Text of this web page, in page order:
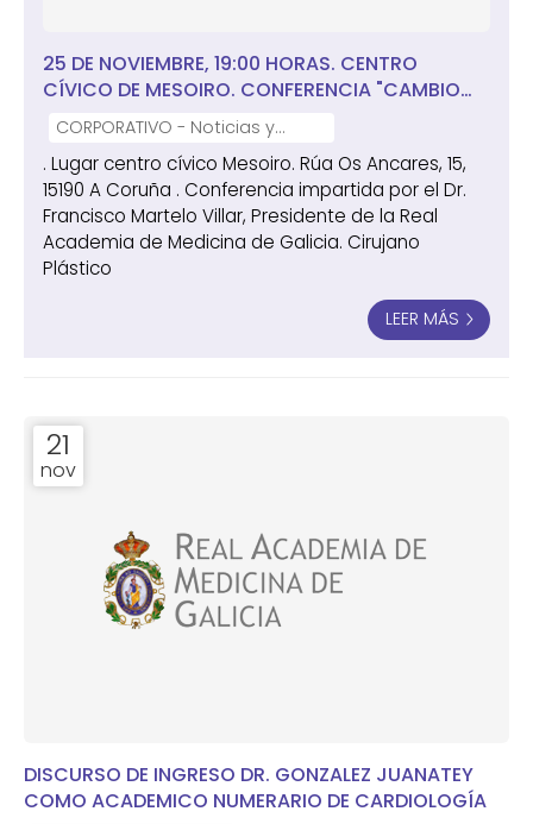
25 DE NOVIEMBRE, 19:00 HORAS. CENTRO
CÍVICO DE MESOIRO. CONFERENCIA "CAMBIO
CORPORAL EN LOS JÓVENES" IMPARTIDA POR EL
DR. FRANCISCO MARTELO VILLAR
CORPORATIVO - Noticias y
notas de prensa
. Lugar centro cívico Mesoiro. Rúa Os Ancares, 15,
15190 A Coruña . Conferencia impartida por el Dr.
Francisco Martelo Villar, Presidente de la Real
Academia de Medicina de Galicia. Cirujano
Plástico
LEER MÁS
21
nov
DISCURSO DE INGRESO DR. GONZALEZ JUANATEY
COMO ACADEMICO NUMERARIO DE CARDIOLOGÍA